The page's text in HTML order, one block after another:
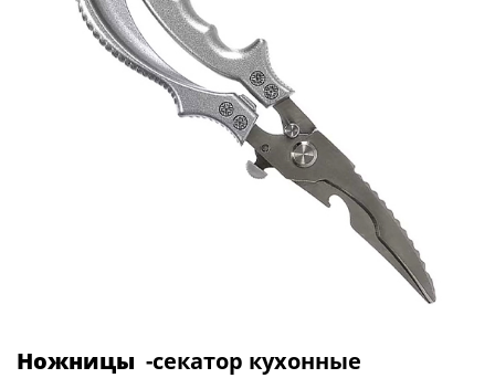
Ножницы -секатор кухонные